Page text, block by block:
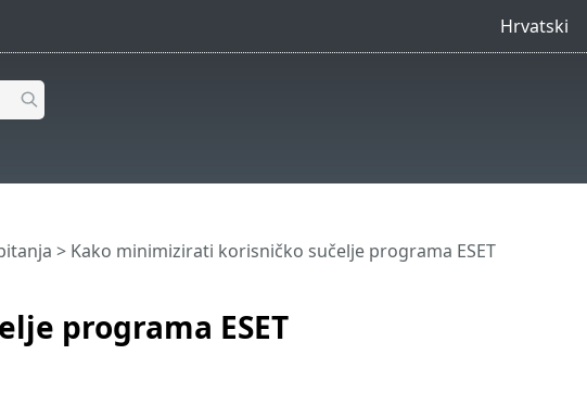
Hrvatski
programa ESET
> Kako minimizirati korisničko sučelje programa ESET